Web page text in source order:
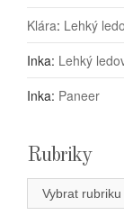
Klára: Lehký
Inka: Lehký
Inka: Paneer
Rubriky
Rubriky